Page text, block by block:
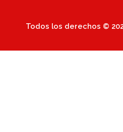
Todos los derechos ©